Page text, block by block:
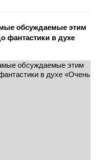
обсуждаемые этим
фантастики в духе